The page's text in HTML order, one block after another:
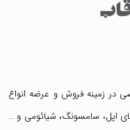
در زمینه فروش و عرضه انواع
اپل، سامسونگ، شیائومی و …